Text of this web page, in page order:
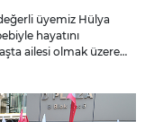
üyemiz Hülya
hayatını
ailesi olmak üzere